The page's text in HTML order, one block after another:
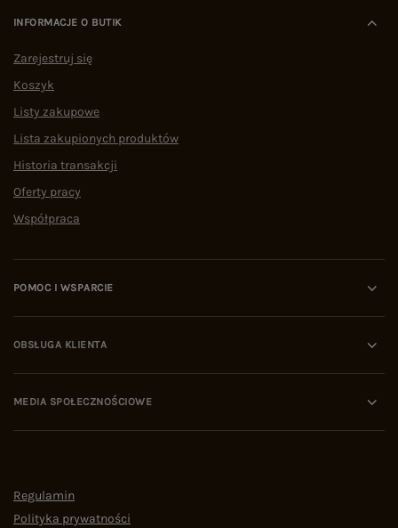
INFORMACJE O BUTIK
Zarejestruj się
Koszyk
Listy zakupowe
Lista zakupionych produktów
Historia transakcji
Oferty pracy
Współpraca
POMOC I WSPARCIE
OBSŁUGA KLIENTA
MEDIA SPOŁECZNOŚCIOWE
Regulamin
Polityka prywatności